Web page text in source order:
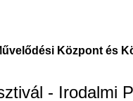
Központ és
- Irodalmi